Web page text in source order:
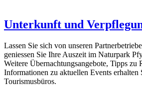
Unterkunft und
Lassen Sie sich von unseren
geniessen Sie Ihre Auszeit im Naturpark
Weitere Übernachtungsangebote, Tipps zu
Informationen zu aktuellen Events erhalten
Tourismusbüros.